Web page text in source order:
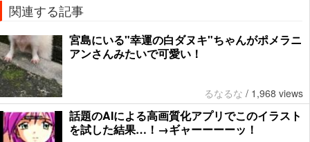
関連する記事
宮島にいる"幸運の白ダヌキ"ちゃんがポメラニ
アンさんみたいで可愛い！
るなるな / 1,968 views
話題のAIによる高画質化アプリでこのイラスト
を試した結果…！→ギャーーーーッ！